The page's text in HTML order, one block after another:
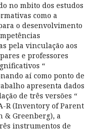
no mbito dos estudos
como a
o desenvolvimento
pela vinculação aos
e professores
“
aí como ponto de
apresenta dados
de três versões “
R (Inventory of Parent
& Greenberg), a
instrumentos de